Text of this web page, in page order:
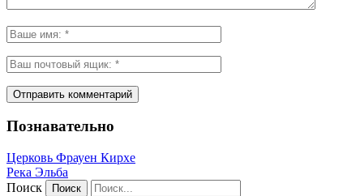
Познавательно
Церковь Фрауен Кирхе
Река Эльба
Поиск